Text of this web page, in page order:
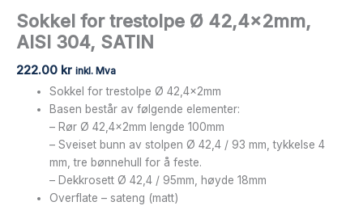
Sokkel for trestolpe Ø 42,4x2mm,
AISI 304, SATIN
222.00 kr inkl. Mva
Sokkel for trestolpe Ø 42,4x2mm
Basen består av følgende elementer:
– Rør Ø 42,4x2mm lengde 100mm
– Sveiset bunn av stolpen Ø 42,4 / 93 mm, tykkelse 4
mm, tre bønnehull for å feste.
– Dekkrosett Ø 42,4 / 95mm, høyde 18mm
Overflate – sateng (matt)